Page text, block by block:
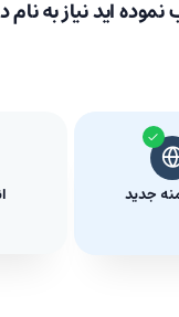
اید نیاز به نام
جدید